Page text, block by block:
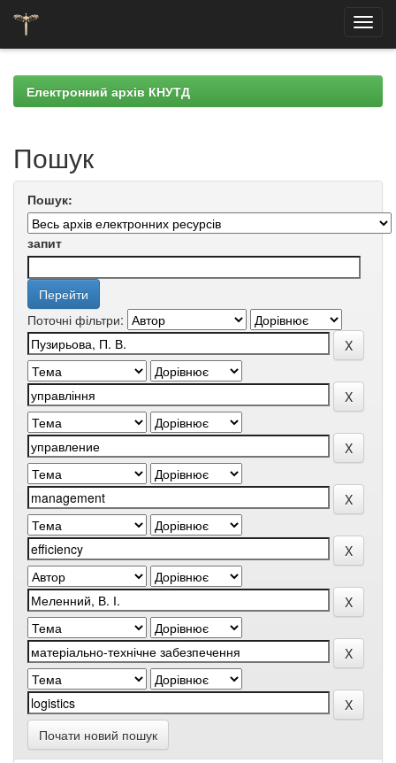
navigationЕлектронний архів КНУТД
Пошук
Пошук:
запит
Поточні фільтри:
Почати новий пошук